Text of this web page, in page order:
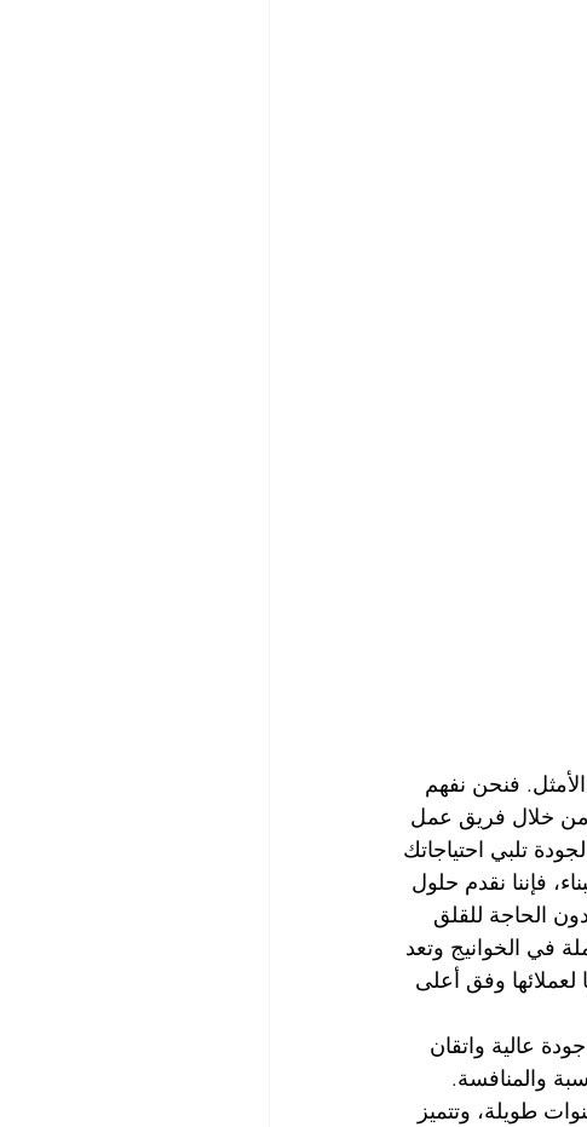
فنحن نفهم
من خلال فريق عمل
تلبي احتياجاتك
فإننا نقدم حلول
الحاجة للقلق
في الخوانيج وتعد
لعملائها وفق أعلى
عالية واتقان
والمنافسة.
طويلة، وتتميز